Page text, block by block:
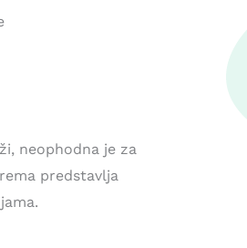
neophodna je za
predstavlja